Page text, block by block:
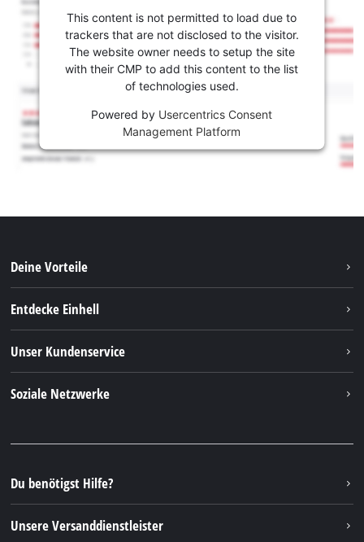
This content is not permitted to load due to
trackers that are not disclosed to the visitor.
The website owner needs to setup the site
with their CMP to add this content to the list
of technologies used.
Powered by Usercentrics Consent
Management Platform
Deine Vorteile
Entdecke Einhell
Nachhaltigkeit
Unser Kundenservice
FAQs
Rücksendungen / Widerruf
Soziale Netzwerke
Instagram
TikTok
Pinterest
Du benötigst Hilfe?
Unsere Versanddienstleister